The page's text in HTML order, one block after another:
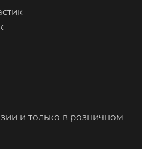
и только в розничном